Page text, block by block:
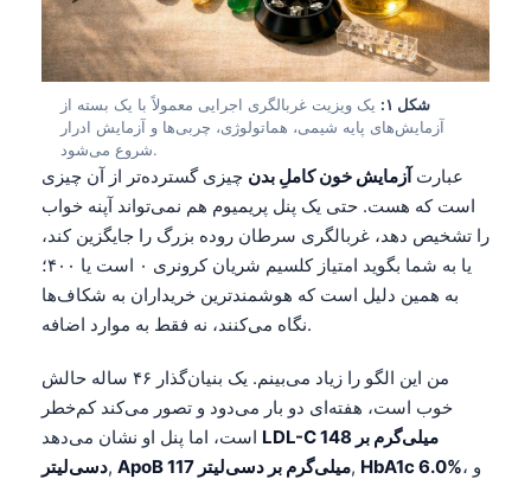
شکل ۱:
یک ویزیت غربالگری اجرایی معمولاً با یک بسته از
آزمایش‌های پایه شیمی، هماتولوژی، چربی‌ها و آزمایش ادرار
شروع می‌شود.
عبارتآزمایش خون کاملِ بدن چیزی گسترده‌تر از آن چیزی
است که هست. حتی یک پنل پریمیوم هم نمی‌تواند آپنه خواب
را تشخیص دهد، غربالگری سرطان روده بزرگ را جایگزین کند،
یا به شما بگوید امتیاز کلسیم شریان کرونری ۰ است یا ۴۰۰؛
به همین دلیل است که هوشمندترین خریداران به شکاف‌ها
نگاه می‌کنند، نه فقط به موارد اضافه.
من این الگو را زیاد می‌بینم. یک بنیان‌گذار ۴۶ ساله حالش
خوب است، هفته‌ای دو بار می‌دود و تصور می‌کند کم‌خطر
LDL-C 148 میلی‌گرم بر
دسی‌لیتر, ApoB 117 میلی‌گرم بر دسی‌لیتر, HbA1c 6.0% ، و